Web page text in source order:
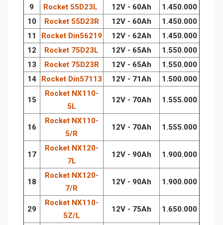
9 Rocket 55D23L 12V - 60Ah
1.450.000
10
Rocket 55D23R 12V - 60Ah
1.450.000
11
Rocket Din56219 12V - 62Ah
1.450.000
12
Rocket 75D23L 12V - 65Ah
1.550.000
13
Rocket 75D23R 12V - 65Ah
1.550.000
14
Rocket Din57113 12V - 71Ah 1.500.000
15
Rocket NX110-
5L
12V - 70Ah 1.555.000
16
Rocket NX110-
5/R
12V - 70Ah 1.555.000
17
Rocket NX120-
7L
12V - 90Ah 1.900.000
18
Rocket NX120-
7/R
12V - 90Ah 1.900.000
29
Rocket NX110-
5Z/L
12V - 75Ah 1.650.000